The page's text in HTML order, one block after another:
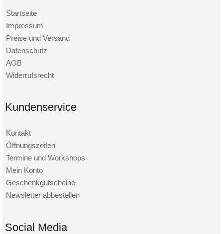
Startseite
Impressum
Preise und Versand
Datenschutz
AGB
Widerrufsrecht
Kundenservice
Kontakt
Öffnungszeiten
Termine und Workshops
Mein Konto
Geschenkgutscheine
Newsletter abbestellen
Social Media